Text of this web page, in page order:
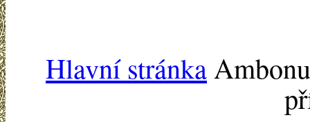
Hlavní stránka